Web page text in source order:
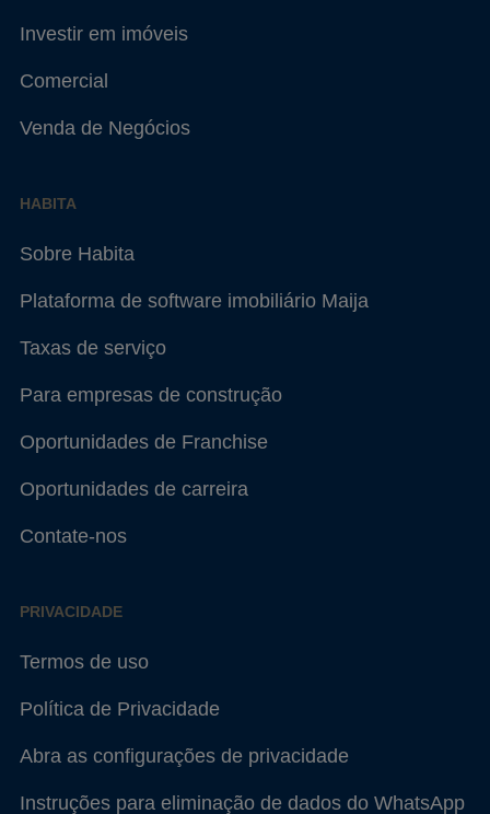
Investir em imóveis
Comercial
Venda de Negócios
HABITA
Sobre Habita
Plataforma de software imobiliário Maija
Taxas de serviço
Para empresas de construção
Oportunidades de Franchise
Oportunidades de carreira
Contate-nos
PRIVACIDADE
Termos de uso
Política de Privacidade
Abra as configurações de privacidade
Instruções para eliminação de dados do WhatsApp